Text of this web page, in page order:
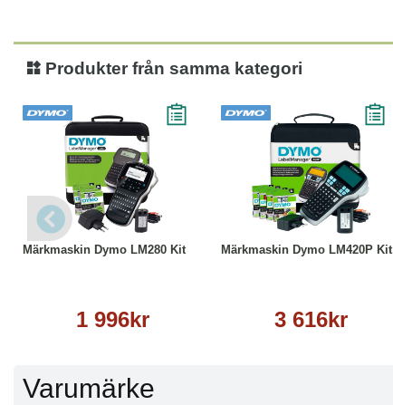
Produkter från samma kategori
Märkmaskin Dymo LM280 Kit
1 996kr
Köp Läs mer
Märkmaskin Dymo LM420P Kit
3 616kr
Köp Läs mer
Varumärke